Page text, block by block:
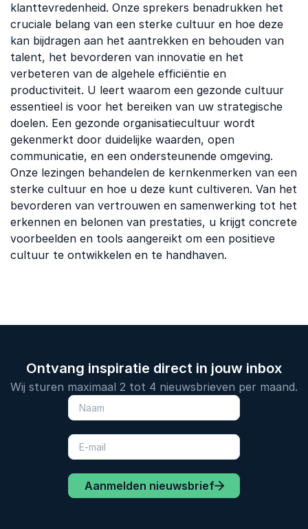
klanttevredenheid. Onze sprekers benadrukken het
cruciale belang van een sterke cultuur en hoe deze
kan bijdragen aan het aantrekken en behouden van
talent, het bevorderen van innovatie en het
verbeteren van de algehele efficiëntie en
productiviteit. U leert waarom een gezonde cultuur
essentieel is voor het bereiken van uw strategische
doelen. Een gezonde organisatiecultuur wordt
gekenmerkt door duidelijke waarden, open
communicatie, en een ondersteunende omgeving.
Onze lezingen behandelen de kernkenmerken van een
sterke cultuur en hoe u deze kunt cultiveren. Van het
bevorderen van vertrouwen en samenwerking tot het
erkennen en belonen van prestaties, u krijgt concrete
voorbeelden en tools aangereikt om een positieve
cultuur te ontwikkelen en te handhaven.
Ontvang inspiratie direct in jouw inbox
Wij sturen maximaal 2 tot 4 nieuwsbrieven per maand.
Aanmelden nieuwsbrief